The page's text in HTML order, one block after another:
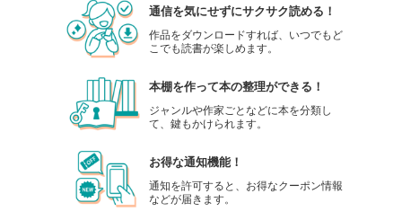
通信を気にせずにサクサク読める！
作品をダウンロードすれば、いつでもど
こでも読書が楽しめます。
本棚を作って本の整理ができる！
ジャンルや作家ごとなどに本を分類し
て、鍵もかけられます。
お得な通知機能！
通知を許可すると、お得なクーポン情報
などが届きます。